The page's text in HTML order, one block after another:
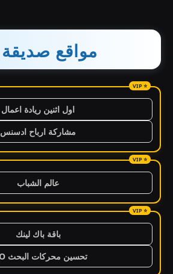
مواقع صديقة
اول اثنين ريادة اعمال
مشاركة ارباح ادسنس
عالم الشباب
باقة باك لينك
تحسين محركات البحث SEO